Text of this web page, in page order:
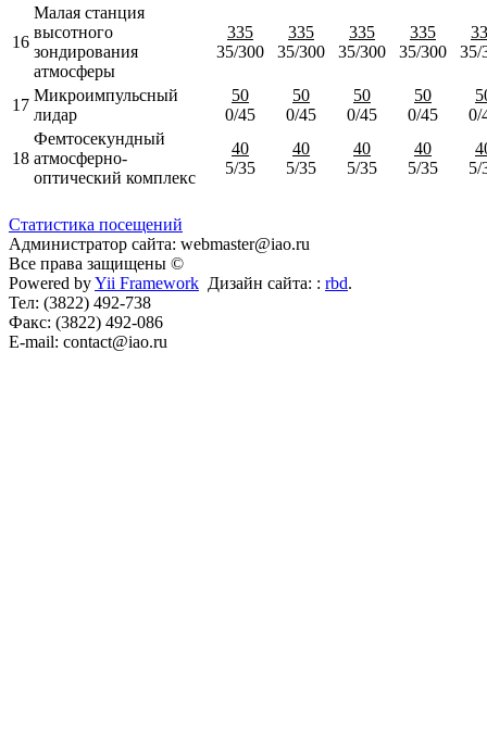
16
Малая станция
высотного
зондирования
атмосферы
335
35/300
335
35/300
335
35/300
335
35/300
35/
17
Микроимпульсный
лидар
50
0/45
50
0/45
50
0/45
50
0/45
0/
18
Фемтосекундный
атмосферно-
оптический комплекс
40
5/35
40
5/35
40
5/35
40
5/35
5/
Статистика посещений
Администратор сайта: webmaster@iao.ru
Все права защищены ©
Powered byYii Framework Дизайн сайта: : rbd.
Тел: (3822) 492-738
Факс: (3822) 492-086
E-mail: contact@iao.ru